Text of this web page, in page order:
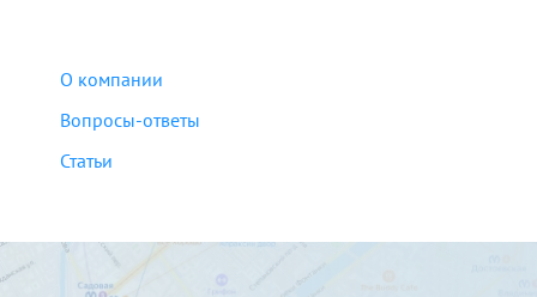
О компании
Вопросы-ответы
Статьи